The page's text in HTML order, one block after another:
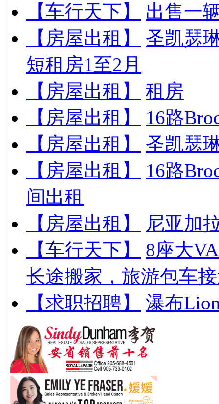
【车行天下】
出售一
【房屋出租】
圣凯瑟
短租房1至2月
【房屋出租】
租房
【房屋出租】
16路
【房屋出租】
圣凯瑟
【房屋出租】
16路
间出租
【房屋出租】
尼亚加
【车行天下】
8座大
长途搬家，旅游包车
【求职招聘】
瀑布